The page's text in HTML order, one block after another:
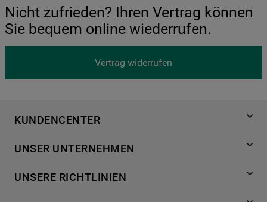
Nicht zufrieden? Ihren Vertrag können
Sie bequem online wiederrufen.
Vertrag widerrufen
KUNDENCENTER
Händlersuche
Häufige Fragen
UNSER UNTERNEHMEN
Für Händler
UNSERE RICHTLINIEN